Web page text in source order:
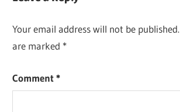
Your email address will not be published.
are marked *
Comment*